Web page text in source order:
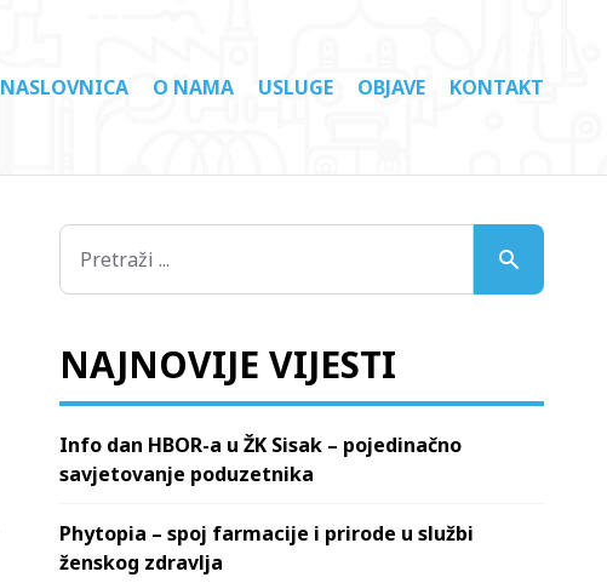
NASLOVNICA O NAMA USLUGE OBJAVE KONTAKT
NAJNOVIJE VIJESTI
Info dan HBOR-a u ŽK Sisak – pojedinačno
savjetovanje poduzetnika
Phytopia – spoj farmacije i prirode u službi
ženskog zdravlja